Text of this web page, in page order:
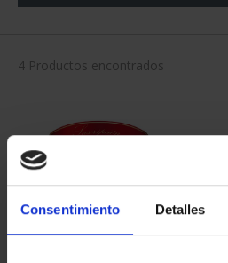
Consentimiento Detalles
4 Productos encontrados